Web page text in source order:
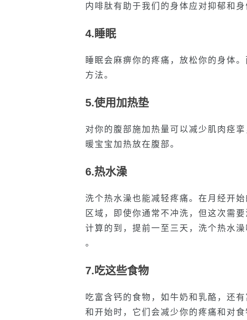
内啡肽有助于我们的身体应对抑郁和身
4.睡眠
睡眠会麻痹你的疼痛，放松你的身体
方法。
5.使用加热垫
对你的腹部施加热量可以减少肌肉痉
暖宝宝加热放在腹部。
6.热水澡
洗个热水澡也能减轻疼痛。在月经开
区域，即使你通常不冲洗，但这次需
计算的到，提前一至三天，洗个热水澡
。
7.吃这些食物
吃富含钙的食物，如牛奶和乳酪，还
和开始时，它们会减少你的疼痛和对